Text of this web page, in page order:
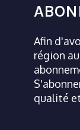
Afin
région
qualité